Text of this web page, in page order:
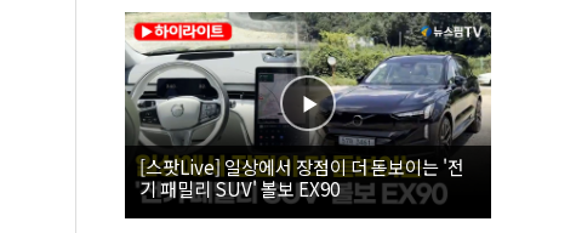
[스팟Live] 일상에서 장점이 더 돋보이는 '전
기 패밀리 SUV' 볼보 EX90